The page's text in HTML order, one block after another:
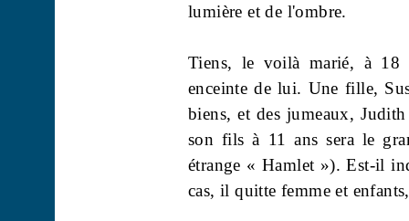
lumière et de l'ombre.
Tiens, le voilà marié, à 18
enceinte de lui. Une fille,
biens, et des jumeaux,
son fils à 11 ans sera le
étrange « Hamlet »). Est-il
cas, il quitte femme et